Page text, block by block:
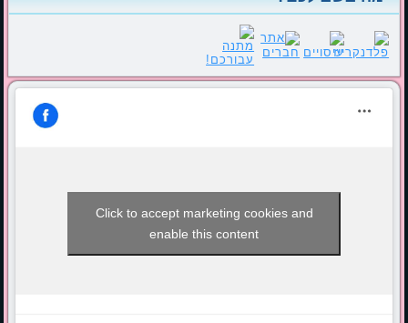
Click to accept marketing cookies and
enable this content